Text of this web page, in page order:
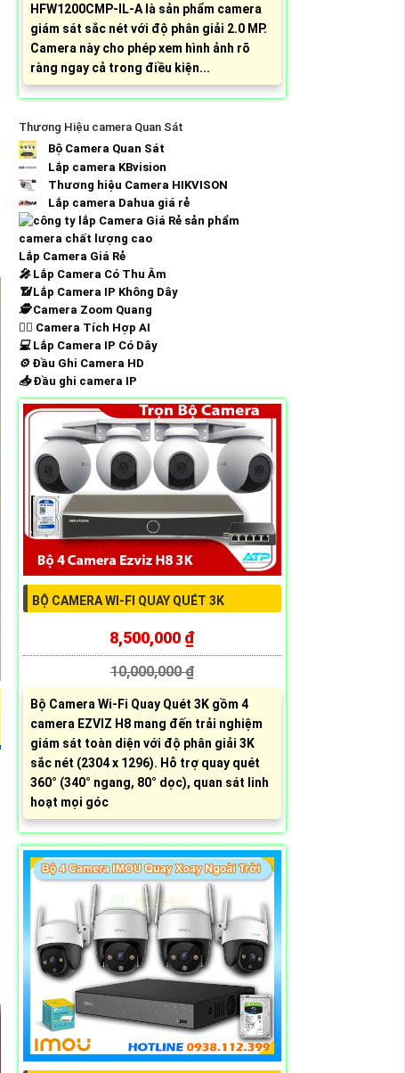
HFW1200CMP-IL-A là sản phẩm camera
giám sát sắc nét với độ phân giải 2.0 MP.
Camera này cho phép xem hình ảnh rõ
ràng ngay cả trong điều kiện...
Thương Hiệu camera Quan Sát
Bộ Camera Quan Sát
Lắp camera KBvision
Thương hiệu Camera HIKVISON
Lắp camera Dahua giá rẻ
Lắp Camera Giá Rẻ
️🎤️ Lắp Camera Có Thu Âm
📶Lắp Camera IP Không Dây
🕵️Camera Zoom Quang
🧛‍♀️ Camera Tích Hợp AI
💻Lắp Camera IP Có Dây
⚙️Đầu Ghi Camera HD
📥Đầu ghi camera IP
BỘ CAMERA WI-FI QUAY QUÉT 3K
8,500,000 ₫
10,000,000 ₫
Bộ Camera Wi-Fi Quay Quét 3K gồm 4
camera EZVIZ H8 mang đến trải nghiệm
giám sát toàn diện với độ phân giải 3K
sắc nét (2304 x 1296). Hỗ trợ quay quét
360° (340° ngang, 80° dọc), quan sát linh
hoạt mọi góc